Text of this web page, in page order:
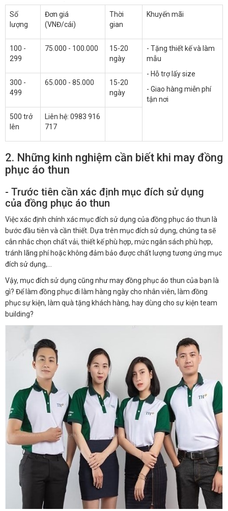
Số
lượng
Đơn giá
(VNĐ/cái)
Thời
gian
Khuyến mãi
100 -
299
75.000 - 100.000
15-20
ngày
- Tặng thiết kế và làm
mẫu
- Hỗ trợ lấy size
- Giao hàng miễn phí
tận nơi
300 -
499
65.000 - 85.000
15-20
ngày
500 trở
lên
Liên hệ: 0983 916
717
2. Những kinh nghiệm cần biết khi may đồng
phục áo thun
- Trước tiên cần xác định mục đích sử dụng
của đồng phục áo thun
Việc xác định chính xác mục đích sử dụng của đồng phục áo thun là
bước đầu tiên và cần thiết. Dựa trên mục đích sử dụng, chúng ta sẽ
cân nhắc chọn chất vải, thiết kế phù hợp, mức ngân sách phù hợp,
tránh lãng phí hoặc không đảm bảo được chất lượng tương ứng mục
đích sử dụng,…
Vậy, mục đích sử dụng cũng như may đồng phục áo thun của bạn là
gì? Để làm đồng phục đi làm hàng ngày cho nhân viên, làm đồng
phục sự kiện, làm quà tặng khách hàng, hay dùng cho sự kiện team
building?